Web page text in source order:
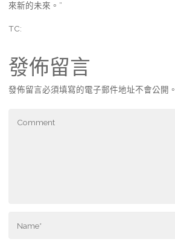
來新的未來。”
TC:
發佈留言
發佈留言必須填寫的電子郵件地址不會公開。